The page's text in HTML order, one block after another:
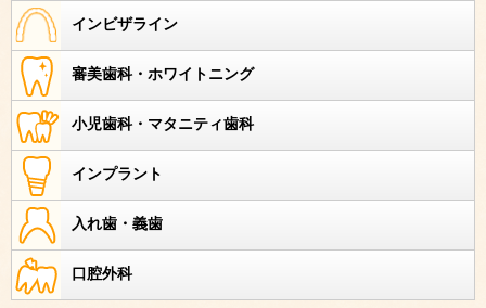
インビザライン
審美歯科・ホワイトニング
小児歯科・マタニティ歯科
インプラント
入れ歯・義歯
口腔外科